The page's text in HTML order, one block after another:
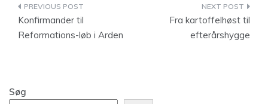
Indlægsnavigation
Konfirmander til
Reformations-løb i Arden
Fra kartoffelhøst til
efterårshygge
Søg